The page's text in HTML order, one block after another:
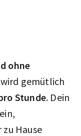
ohne
gemütlich
Stunde. Dein
Hause